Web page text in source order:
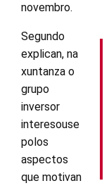
novembro.
Segundo
explican, na
xuntanza o
grupo
inversor
interesouse
polos
aspectos
que motivan